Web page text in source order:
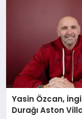
Yasin Özcan,
Durağı Aston